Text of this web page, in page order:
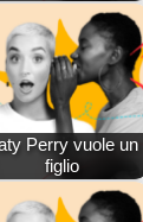
Perry vuole un
figlio